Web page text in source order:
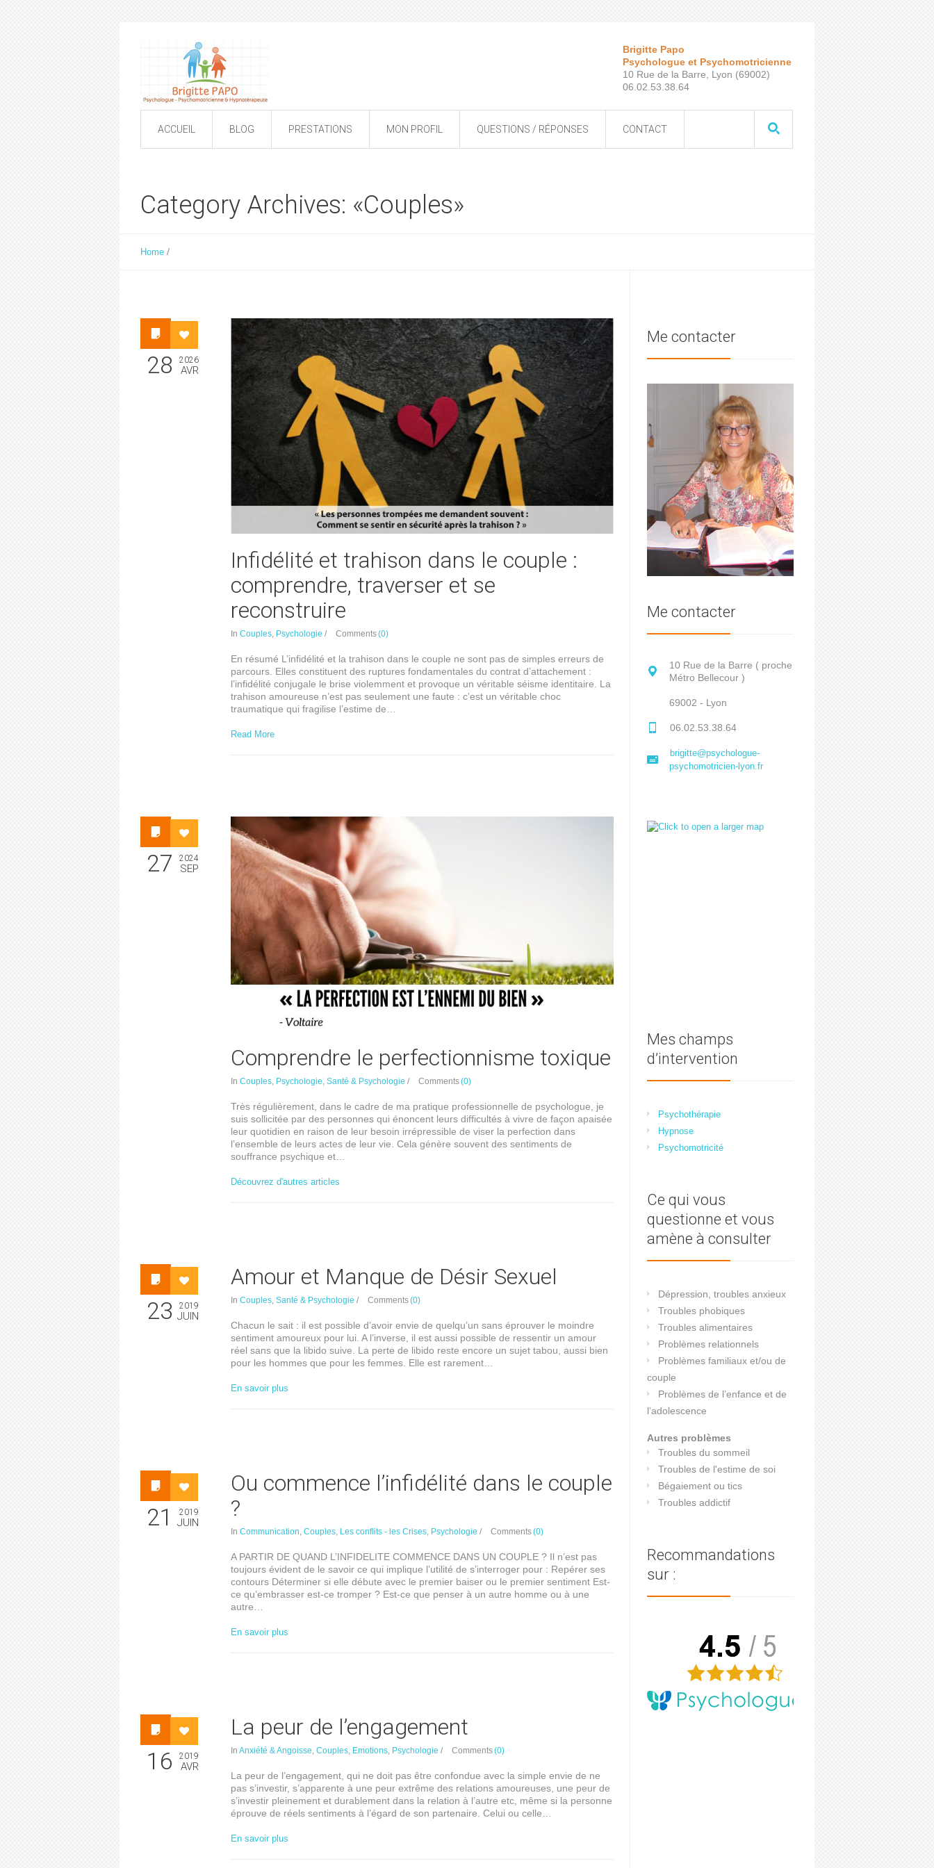
Brigitte Papo
Psychologue et Psychomotricienne
10 Rue de la Barre, Lyon (69002)
06.02.53.38.64
ACCUEIL BLOG PRESTATIONS MON PROFIL QUESTIONS / RÉPONSES CONTACT
Category Archives: «Couples»
Home /
28 2026
AVR
Infidélité et trahison dans le couple :
comprendre, traverser et se
reconstruire
In Couples Psychologie / Comments(0)
En résumé L’infidélité et la trahison dans le couple ne sont pas de simples erreurs de
parcours. Elles constituent des ruptures fondamentales du contrat d’attachement :
l’infidélité conjugale le brise violemment et provoque un véritable séisme identitaire. La
trahison amoureuse n’est pas seulement une faute : c’est un véritable choc
traumatique qui fragilise l’estime de…
Read More
27 2024
SEP
Comprendre le perfectionnisme toxique
In Couples, Psychologie, Santé & Psychologie / Comments(0)
Très régulièrement, dans le cadre de ma pratique professionnelle de psychologue, je
suis sollicitée par des personnes qui énoncent leurs difficultés à vivre de façon apaisée
leur quotidien en raison de leur besoin irrépressible de viser la perfection dans
l’ensemble de leurs actes de leur vie. Cela génère souvent des sentiments de
souffrance psychique et…
Découvrez d'autres articles
23 2019
JUIN
Amour et Manque de Désir Sexuel
In Couples, Santé & Psychologie / Comments(0)
Chacun le sait : il est possible d’avoir envie de quelqu’un sans éprouver le moindre
sentiment amoureux pour lui. A l’inverse, il est aussi possible de ressentir un amour
réel sans que la libido suive. La perte de libido reste encore un sujet tabou, aussi bien
pour les hommes que pour les femmes. Elle est rarement…
En savoir plus
21 2019
JUIN
Ou commence l’infidélité dans le couple
?
In Communication, Couples, Les conflits - les Crises, Psychologie / Comments(0)
A PARTIR DE QUAND L’INFIDELITE COMMENCE DANS UN COUPLE ? Il n’est pas
toujours évident de le savoir ce qui implique l’utilité de s’interroger pour : Repérer ses
contours Déterminer si elle débute avec le premier baiser ou le premier sentiment Est-
ce qu’embrasser est-ce tromper ? Est-ce que penser à un autre homme ou à une
autre…
En savoir plus
16 2019
AVR
La peur de l’engagement
In Anxiété & Angoisse, Couples, Emotions, Psychologie / Comments(0)
La peur de l’engagement, qui ne doit pas être confondue avec la simple envie de ne
pas s’investir, s’apparente à une peur extrême des relations amoureuses, une peur de
s’investir pleinement et durablement dans la relation à l’autre etc, même si la personne
éprouve de réels sentiments à l’égard de son partenaire. Celui ou celle…
En savoir plus
Me contacter
Me contacter
10 Rue de la Barre ( proche
Métro Bellecour )
69002 - Lyon
06.02.53.38.64
brigitte@psychologue-
psychomotricien-lyon.fr
Mes champs
d’intervention
Psychothérapie
Hypnose
Psychomotricité
Ce qui vous
questionne et vous
amène à consulter
Dépression, troubles anxieux
Troubles phobiques
Troubles alimentaires
Problèmes relationnels
Problèmes familiaux et/ou de
couple
Problèmes de l’enfance et de
l’adolescence
Autres problèmes
Troubles du sommeil
Troubles de l'estime de soi
Bégaiement ou tics
Troubles addictif
Recommandations
sur :